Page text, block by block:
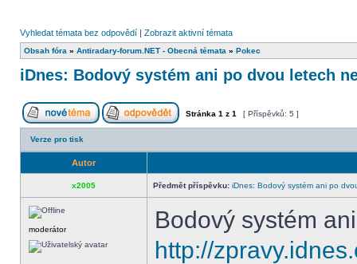
Vyhledat témata bez odpovědí | Zobrazit aktivní témata
Obsah fóra » Antiradary-forum.NET - Obecná témata » Pokec
iDnes: Bodový systém ani po dvou letech
Stránka 1 z 1 [ Příspěvků: 5 ]
Verze pro tisk
Autor
x2005 Předmět příspěvku: iDnes: Bodový systém ani po
moderátor
Bodový systém
http://